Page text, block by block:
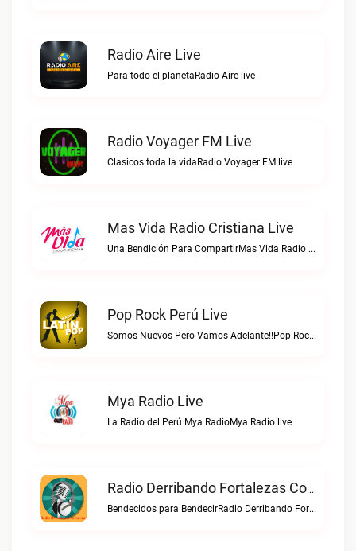
Radio Aire Live
Para todo el planetaRadio Aire live
Radio Voyager FM Live
Clasicos toda la vidaRadio Voyager FM live
Mas Vida Radio Cristiana Live
Una Bendición Para CompartirMas Vida Radio Cristiana live
Pop Rock Perú Live
Somos Nuevos Pero Vamos Adelante!!Pop Rock Perú live
Mya Radio Live
La Radio del Perú Mya RadioMya Radio live
Radio Derribando Fortalezas Con Cristo Live
Bendecidos para BendecirRadio Derribando Fortalezas con Cristo live